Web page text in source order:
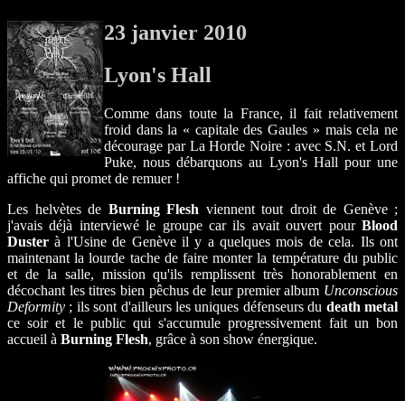
23 janvier 2010
Lyon's Hall
Comme dans toute la France, il fait relativement
froid dans la « capitale des Gaules » mais cela ne
décourage par La Horde Noire : avec S.N. et Lord
Puke, nous débarquons au Lyon's Hall pour une
affiche qui promet de remuer !
Les helvètes de Burning Flesh viennent tout droit de Genève ;
j'avais déjà interviewé le groupe car ils avait ouvert pour Blood
Duster à l'Usine de Genève il y a quelques mois de cela. Ils ont
maintenant la lourde tache de faire monter la température du public
et de la salle, mission qu'ils remplissent très honorablement en
décochant les titres bien pêchus de leur premier album Unconscious
Deformity ; ils sont d'ailleurs les uniques défenseurs du death metal
ce soir et le public qui s'accumule progressivement fait un bon
accueil à Burning Flesh, grâce à son show énergique.